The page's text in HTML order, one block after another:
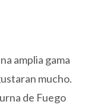
amplia gama
mucho.
de Fuego